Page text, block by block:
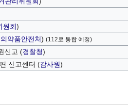
원회)
약품안전처) (112로 통합 예정)
신고 (경찰청)
신고센터 (감사원)